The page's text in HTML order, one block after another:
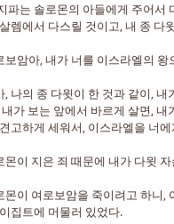
파는 솔로몬의 아들에게 주어
렘에서 다스릴 것이고, 내 종
보암아, 내가 너를 이스라엘의
, 나의 종 다윗이 한 것과 같이,
가 보는 앞에서 바르게 살면, 내
고하게 세워서, 이스라엘을 너
몬이 지은 죄 때문에 내가 다윗
몬이 여로보암을 죽이려고 하니,
집트에 머물러 있었다.